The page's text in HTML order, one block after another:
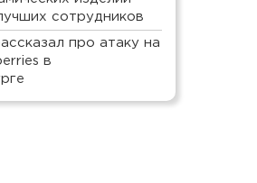
сотрудников
про атаку на
в